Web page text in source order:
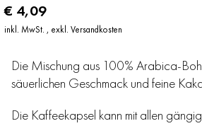
€ 4,09
inkl. MwSt. ,exkl.Versandkosten
Die Mischung aus 100% Arabica-
säuerlichen Geschmack und feine
Die Kaffeekapsel kann mit allen